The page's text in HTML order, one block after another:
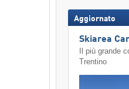
Aggiornato
Skiarea
Il più grande
Trentino